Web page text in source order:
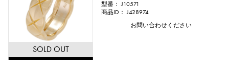
SOLD OUT
型番： J10571
商品ID： J428974
お問い合わせください